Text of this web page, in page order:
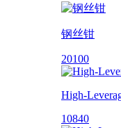
钢丝钳
20100
High-
10840